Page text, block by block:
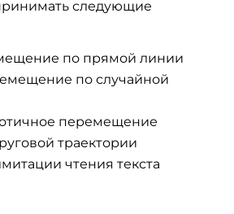
следующие
по прямой линии
по случайной
перемещение
траектории
чтения текста